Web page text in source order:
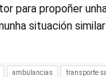
para propoñer
situación
ambulancias transporte